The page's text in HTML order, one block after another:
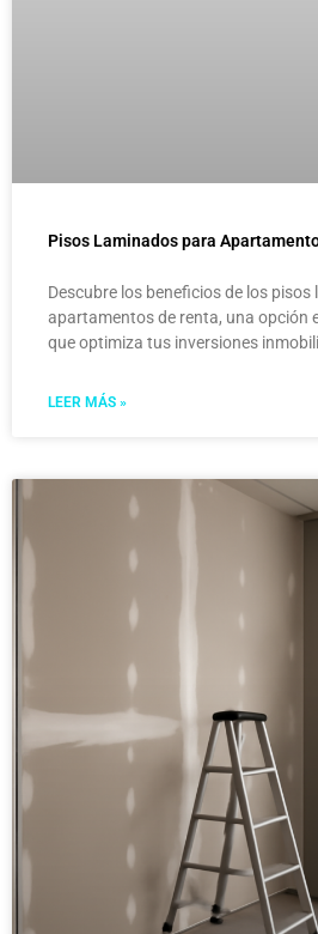
Pisos Laminados para
Descubre los beneficios de los pisos
apartamentos de renta, una opción
que optimiza tus inversiones
LEER MÁS »